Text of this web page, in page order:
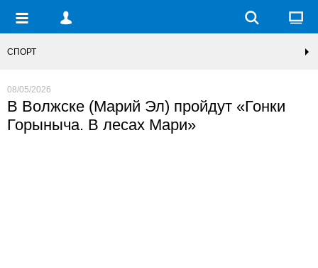
СПОРТ
08/05/2026
В Волжске (Марий Эл) пройдут «Гонки
Горыныча. В лесах Мари»